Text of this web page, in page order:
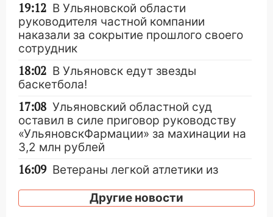
19:12 В Ульяновской области
руководителя частной компании
наказали за сокрытие прошлого своего
сотрудник
18:02 В Ульяновск едут звезды
баскетбола!
17:08 Ульяновский областной суд
оставил в силе приговор руководству
«УльяновскФармации» за махинации на
3,2 млн рублей
16:09 Ветераны легкой атлетики из
Чемпионате РоссииДругие новости